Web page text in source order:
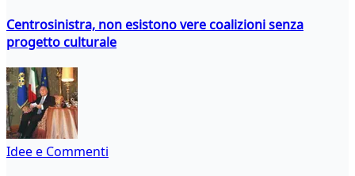
Centrosinistra, non esistono vere coalizioni senza
progetto culturale
Idee e Commenti